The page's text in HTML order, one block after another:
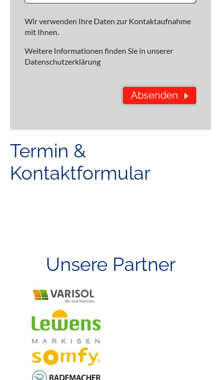
Wir verwenden Ihre Daten zur Kontaktaufnahme
mit Ihnen.
Weitere Informationen finden Sie in unserer
Datenschutzerklärung
Absenden
Termin &
Kontaktformular
Unsere Partner